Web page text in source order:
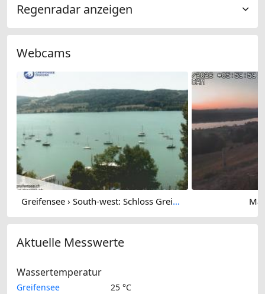
Regenradar anzeigen
Webcams
Greifensee › South-west: Schloss Greifensee
Aktuelle Messwerte
Wassertemperatur
Greifensee
25 °C